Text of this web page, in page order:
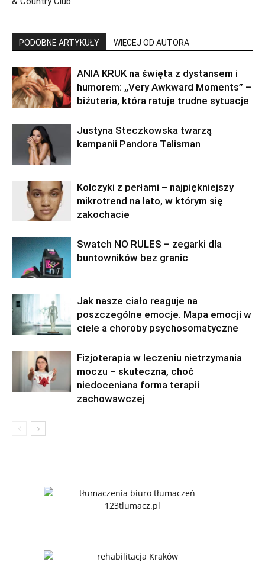
PODOBNE ARTYKUŁY WIĘCEJ OD AUTORA
ANIA KRUK na święta z dystansem i
humorem: „Very Awkward Moments” –
biżuteria, która ratuje trudne sytuacje
Justyna Steczkowska twarzą
kampanii Pandora Talisman
Kolczyki z perłami – najpiękniejszy
mikrotrend na lato, w którym się
zakochacie
Swatch NO RULES – zegarki dla
buntowników bez granic
Jak nasze ciało reaguje na
poszczególne emocje. Mapa emocji w
ciele a choroby psychosomatyczne
Fizjoterapia w leczeniu nietrzymania
moczu – skuteczna, choć
niedoceniana forma terapii
zachowawczej